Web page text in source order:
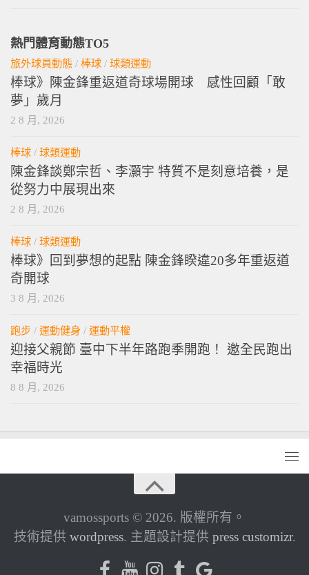
熱門體育動態TO5
旅外球員動態 / 棒球 / 球類運動
棒球》陳金鋒重返道奇球場開球 感性回顧「敢
夢」歲月
2 8 月, 2026
棒球 / 球類運動
陳金鋒談鄭宗哲、李灝宇 特質不是刻意培養，是
從努力中展現出來
2 8 月, 2026
棒球 / 球類運動
棒球》回到夢想的起點 陳金鋒睽違20多年重返道
奇開球
3 8 月, 2026
跑步 / 運動健身 / 運動平權
迎接父親節 臺中下半年路跑季開跑！ 邀全民跑出
幸福時光
8 8 月, 2026
vamossports © 2026. 版權所有。
技術提供 wordpress. 主題設計提供 press customizr.